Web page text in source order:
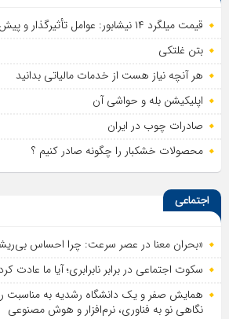
قیمت میلگرد ۱۴ نیشابور: عوامل تأثیرگذار و پیش‌بینی وضعیت بازار
بتن غلتکی
هر آنچه نیاز هست از خدمات مالیاتی بدانید
اپلیکیشن بله و حواشی آن
صادرات چوب در ایران
محصولات خشکبار را چگونه صادر کنیم ؟
اجتماعی
«بحران معنا در عصر سرعت: چرا احساس
سکوت اجتماعی در برابر نابرابری؛ آیا ما عادت
همایش صفر و یک دانشگاه رشدیه به مناسبت
نگاهی نو به فناوری، نرم‌افزار و هوش مصنوعی